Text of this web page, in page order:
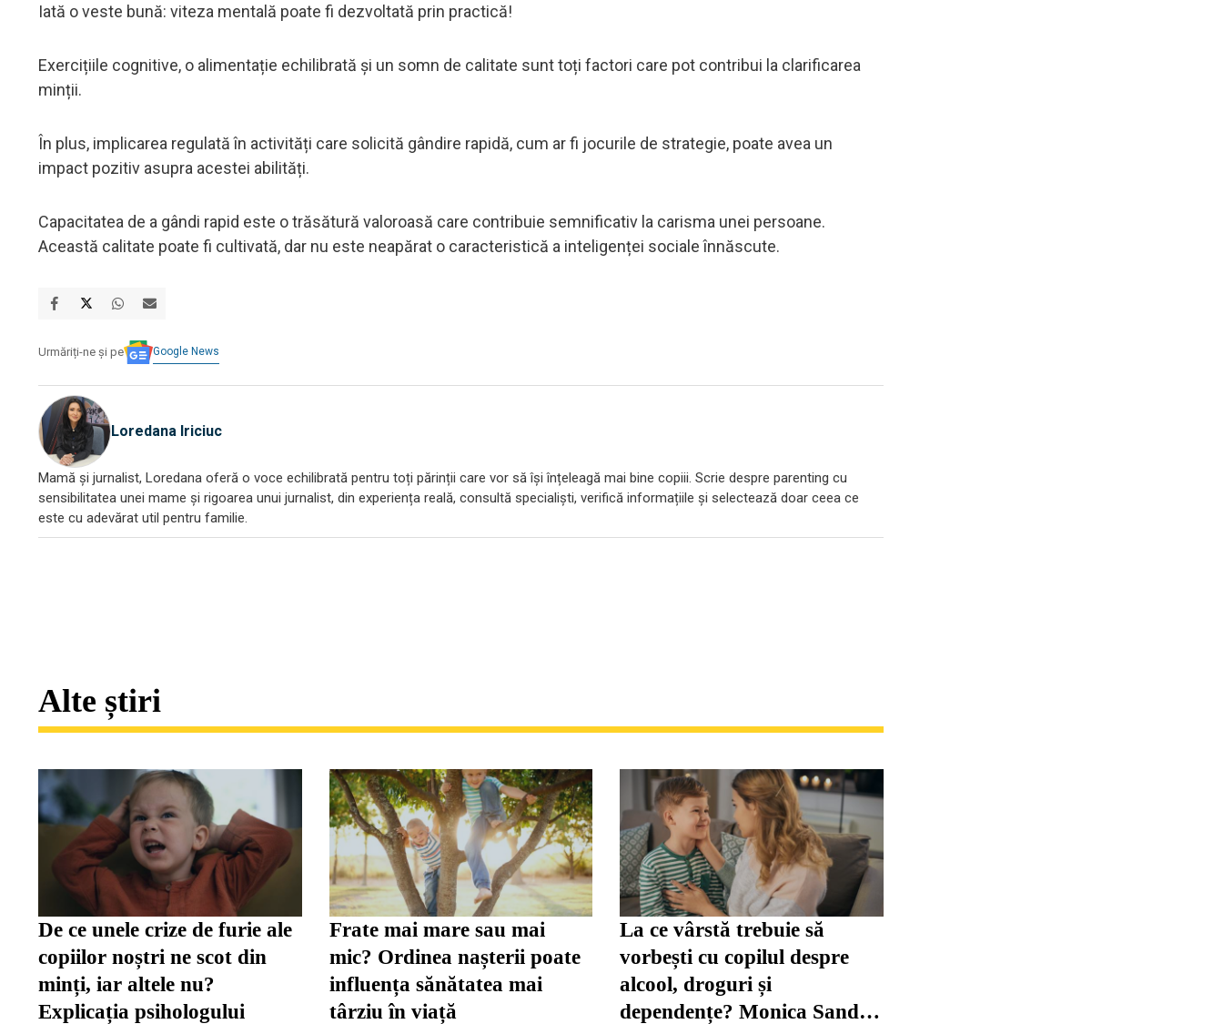
Iată o veste bună: viteza mentală poate fi dezvoltată prin practică!
Exercițiile cognitive, o alimentație echilibrată și un somn de calitate sunt toți factori care pot contribui la clarificarea
minții.
În plus, implicarea regulată în activități care solicită gândire rapidă, cum ar fi jocurile de strategie, poate avea un
impact pozitiv asupra acestei abilități.
Capacitatea de a gândi rapid este o trăsătură valoroasă care contribuie semnificativ la carisma unei persoane.
Această calitate poate fi cultivată, dar nu este neapărat o caracteristică a inteligenței sociale înnăscute.
Urmăriți-ne și pe Google News
Loredana Iriciuc
Mamă și jurnalist, Loredana oferă o voce echilibrată pentru toți părinții care vor să își înțeleagă mai bine copiii. Scrie despre parenting cu
sensibilitatea unei mame și rigoarea unui jurnalist, din experiența reală, consultă specialiști, verifică informațiile și selectează doar ceea ce
este cu adevărat util pentru familie.
Alte știri
De ce unele crize de furie ale
copiilor noștri ne scot din
minți, iar altele nu?
Explicația psihologului
Frate mai mare sau mai
mic? Ordinea nașterii poate
influența sănătatea mai
târziu în viață
La ce vârstă trebuie să
vorbești cu copilul despre
alcool, droguri și
dependențe? Monica Sandu